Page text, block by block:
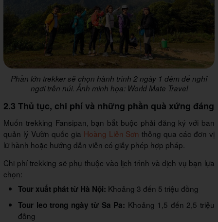
Phần lớn trekker sẽ chọn hành trình 2 ngày 1 đêm để nghỉ
ngơi trên núi. Ảnh minh họa: World Mate Travel
2.3 Thủ tục, chi phí và những phần quà xứng đáng
Muốn trekking Fansipan, bạn bắt buộc phải đăng ký với ban
quản lý Vườn quốc gia Hoàng Liên Sơn thông qua các đơn vị
lữ hành hoặc hướng dẫn viên có giấy phép hợp pháp.
Chi phí trekking sẽ phụ thuộc vào lịch trình và dịch vụ bạn lựa
chọn:
Tour xuất phát từ Hà Nội: Khoảng 3 đến 5 triệu đồng
Tour leo trong ngày từ Sa Pa: Khoảng 1,5 đến 2,5 triệu
đồng